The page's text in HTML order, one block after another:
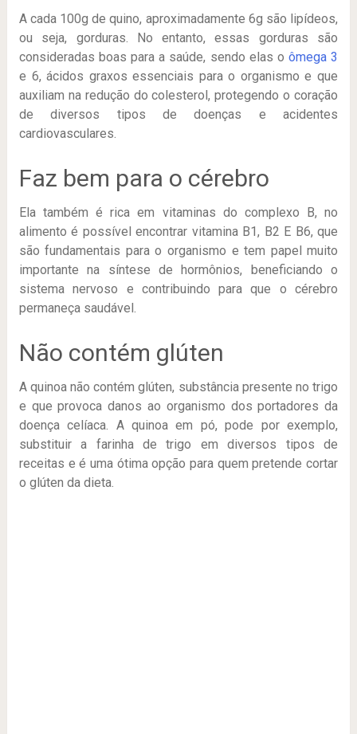
A cada 100g de quino, aproximadamente 6g são lipídeos,
ou seja, gorduras. No entanto, essas gorduras são
consideradas boas para a saúde, sendo elas o ômega 3
e 6, ácidos graxos essenciais para o organismo e que
auxiliam na redução do colesterol, protegendo o coração
de diversos tipos de doenças e acidentes
cardiovasculares.
Faz bem para o cérebro
Ela também é rica em vitaminas do complexo B, no
alimento é possível encontrar vitamina B1, B2 E B6, que
são fundamentais para o organismo e tem papel muito
importante na síntese de hormônios, beneficiando o
sistema nervoso e contribuindo para que o cérebro
permaneça saudável.
Não contém glúten
A quinoa não contém glúten, substância presente no trigo
e que provoca danos ao organismo dos portadores da
doença celíaca. A quinoa em pó, pode por exemplo,
substituir a farinha de trigo em diversos tipos de
receitas e é uma ótima opção para quem pretende cortar
o glúten da dieta.